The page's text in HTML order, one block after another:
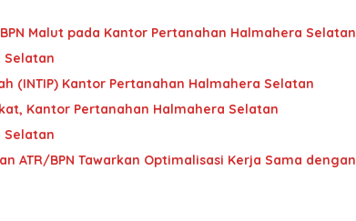
Malut pada Kantor Pertanahan Halmahera Selatan
Selatan
(INTIP) Kantor Pertanahan Halmahera Selatan
Kantor Pertanahan Halmahera Selatan
Selatan
ATR/BPN Tawarkan Optimalisasi Kerja Sama dengan